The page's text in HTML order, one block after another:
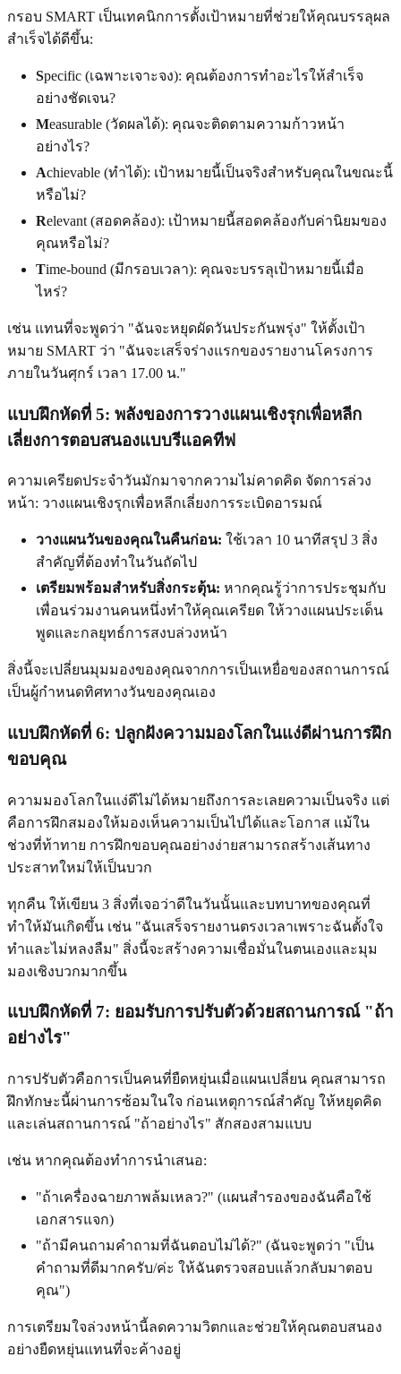
กรอบ SMART เป็นเทคนิกการตั้งเป้าหมายที่ช่วยให้คุณบรรลุผล
สำเร็จได้ดีขึ้น:
Specific (เฉพาะเจาะจง): คุณต้องการทำอะไรให้สำเร็จ
อย่างชัดเจน?
Measurable (วัดผลได้): คุณจะติดตามความก้าวหน้า
อย่างไร?
Achievable (ทำได้): เป้าหมายนี้เป็นจริงสำหรับคุณในขณะนี้
หรือไม่?
Relevant (สอดคล้อง): เป้าหมายนี้สอดคล้องกับค่านิยมของ
คุณหรือไม่?
Time-bound (มีกรอบเวลา): คุณจะบรรลุเป้าหมายนี้เมื่อ
ไหร่?
เช่น แทนที่จะพูดว่า "ฉันจะหยุดผัดวันประกันพรุ่ง" ให้ตั้งเป้า
หมาย SMART ว่า "ฉันจะเสร็จร่างแรกของรายงานโครงการ
ภายในวันศุกร์ เวลา 17.00 น."
แบบฝึกหัดที่ 5: พลังของการวางแผนเชิงรุกเพื่อหลีก
เลี่ยงการตอบสนองแบบรีแอคทีฟ
ความเครียดประจำวันมักมาจากความไม่คาดคิด จัดการล่วง
หน้า: วางแผนเชิงรุกเพื่อหลีกเลี่ยงการระเบิดอารมณ์
วางแผนวันของคุณในคืนก่อน: ใช้เวลา 10 นาทีสรุป 3 สิ่ง
สำคัญที่ต้องทำในวันถัดไป
เตรียมพร้อมสำหรับสิ่งกระตุ้น: หากคุณรู้ว่าการประชุมกับ
เพื่อนร่วมงานคนหนึ่งทำให้คุณเครียด ให้วางแผนประเด็น
พูดและกลยุทธ์การสงบล่วงหน้า
สิ่งนี้จะเปลี่ยนมุมมองของคุณจากการเป็นเหยื่อของสถานการณ์
เป็นผู้กำหนดทิศทางวันของคุณเอง
แบบฝึกหัดที่ 6: ปลูกฝังความมองโลกในแง่ดีผ่านการฝึก
ขอบคุณ
ความมองโลกในแง่ดีไม่ได้หมายถึงการละเลยความเป็นจริง แต่
คือการฝึกสมองให้มองเห็นความเป็นไปได้และโอกาส แม้ใน
ช่วงที่ท้าทาย การฝึกขอบคุณอย่างง่ายสามารถสร้างเส้นทาง
ประสาทใหม่ให้เป็นบวก
ทุกคืน ให้เขียน 3 สิ่งที่เจอว่าดีในวันนั้นและบทบาทของคุณที่
ทำให้มันเกิดขึ้น เช่น "ฉันเสร็จรายงานตรงเวลาเพราะฉันตั้งใจ
ทำและไม่หลงลืม" สิ่งนี้จะสร้างความเชื่อมั่นในตนเองและมุม
มองเชิงบวกมากขึ้น
แบบฝึกหัดที่ 7: ยอมรับการปรับตัวด้วยสถานการณ์ "ถ้า
อย่างไร"
การปรับตัวคือการเป็นคนที่ยืดหยุ่นเมื่อแผนเปลี่ยน คุณสามารถ
ฝึกทักษะนี้ผ่านการซ้อมในใจ ก่อนเหตุการณ์สำคัญ ให้หยุดคิด
และเล่นสถานการณ์ "ถ้าอย่างไร" สักสองสามแบบ
เช่น หากคุณต้องทำการนำเสนอ:
"ถ้าเครื่องฉายภาพล้มเหลว?" (แผนสำรองของฉันคือใช้
เอกสารแจก)
"ถ้ามีคนถามคำถามที่ฉันตอบไม่ได้?" (ฉันจะพูดว่า "เป็น
คำถามที่ดีมากครับ/ค่ะ ให้ฉันตรวจสอบแล้วกลับมาตอบ
คุณ")
การเตรียมใจล่วงหน้านี้ลดความวิตกและช่วยให้คุณตอบสนอง
อย่างยืดหยุ่นแทนที่จะค้างอยู่